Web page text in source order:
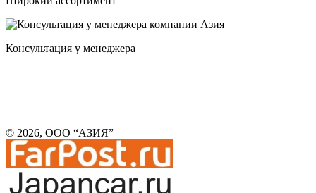
Консультация у менеджера
© 2026, ООО “АЗИЯ”